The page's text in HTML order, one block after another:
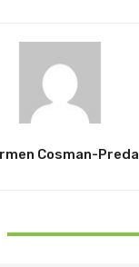
Cosman-Preda